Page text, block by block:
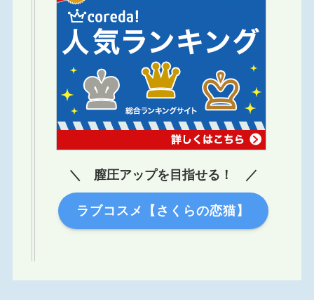
＼ 膣圧アップを目指せる！ ／
ラブコスメ【さくらの恋猫】